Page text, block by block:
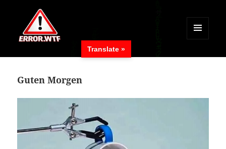
MENÜ
WIDGETS
Guten Morgen
Translate »